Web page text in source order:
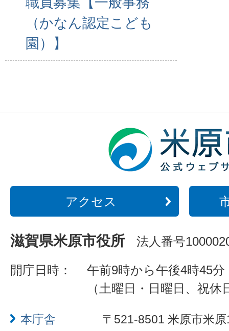
（かなん認定こども
園）】
アクセス
滋賀県米原市役所 法人番号
開庁日時：
午前9時から午後4時45分
（土曜日・日曜日、祝
本庁舎
〒521-8501 米原市米